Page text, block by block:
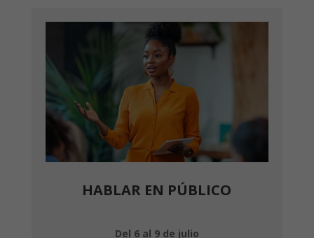
HABLAR EN PÚBLICO
Del 6 al 9 de julio